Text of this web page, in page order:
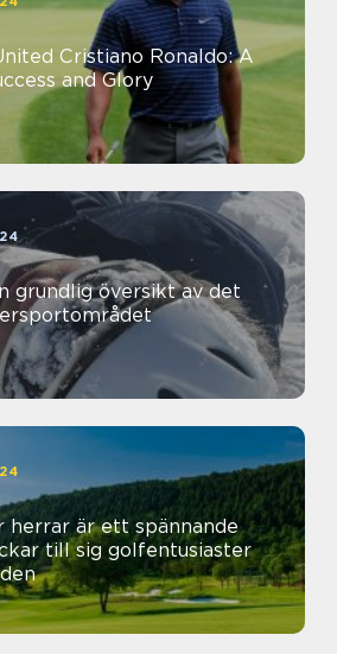
Cristiano Ronaldo: A
and Glory
grundlig översikt av det
herrar är ett spännande
till sig golfentusiaster